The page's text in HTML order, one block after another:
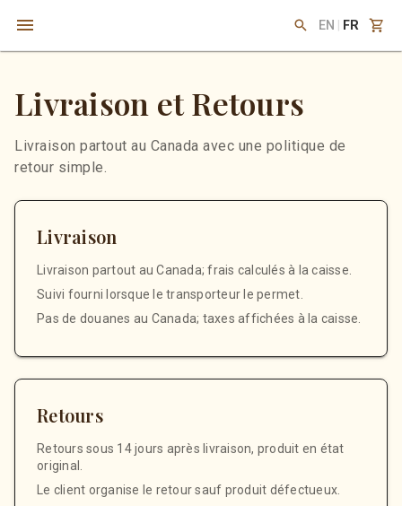
EN FR
Livraison et Retours
Livraison partout au Canada avec une politique de
retour simple.
Livraison
Livraison partout au Canada; frais calculés à la caisse.
Suivi fourni lorsque le transporteur le permet.
Pas de douanes au Canada; taxes affichées à la caisse.
Retours
Retours sous 14 jours après livraison, produit en état
original.
Le client organise le retour sauf produit défectueux.